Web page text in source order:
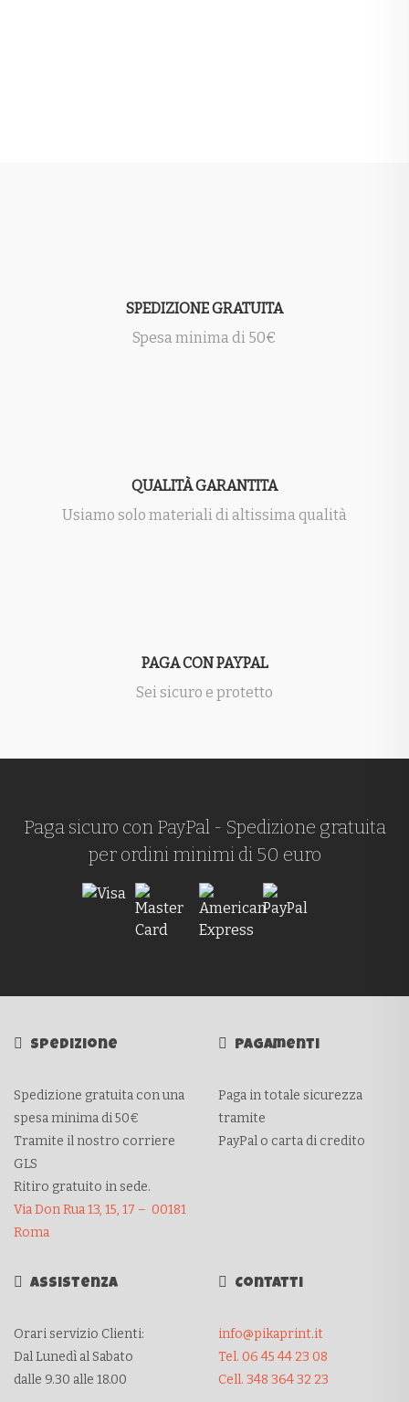
SPEDIZIONE GRATUITA
Spesa minima di 50€
QUALITÀ GARANTITA
Usiamo solo materiali di altissima qualità
PAGA CON PAYPAL
Sei sicuro e protetto
Paga sicuro con PayPal - Spedizione gratuita
per ordini minimi di 50 euro
Spedizione
Spedizione gratuita con una
spesa minima di 50€
Tramite il nostro corriere
GLS
Ritiro gratuito in sede.
Via Don Rua 13, 15, 17 – 00181
Roma
Pagamenti
Paga in totale sicurezza
tramite
PayPal o carta di credito
Assistenza
Orari servizio Clienti:
Dal Lunedì al Sabato
dalle 9.30 alle 18.00
Contatti
info@pikaprint.it
Tel. 06 45 44 23 08
Cell. 348 364 32 23